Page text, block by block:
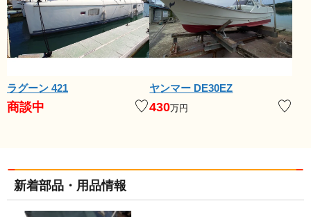
ラグーン 421
商談中
ヤンマー DE30EZ
430万円
新着部品・用品情報